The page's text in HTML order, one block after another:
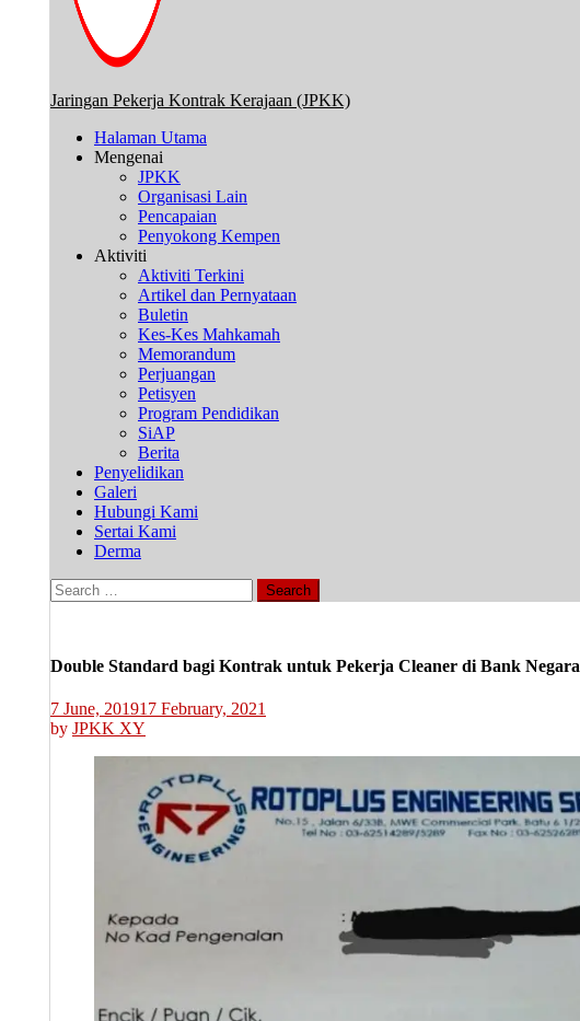
Jaringan Pekerja Kontrak Kerajaan (JPKK)
Halaman Utama
Mengenai
JPKK
Organisasi Lain
Pencapaian
Penyokong Kempen
Aktiviti
Aktiviti Terkini
Artikel dan Pernyataan
Buletin
Kes-Kes Mahkamah
Memorandum
Perjuangan
Petisyen
Program Pendidikan
SiAP
Berita
Penyelidikan
Galeri
Hubungi Kami
Sertai Kami
Derma
Search
for:
Double Standard bagi Kontrak untuk Pekerja Cleaner di Bank Negara
7 June, 201917 February, 2021
by JPKK XY